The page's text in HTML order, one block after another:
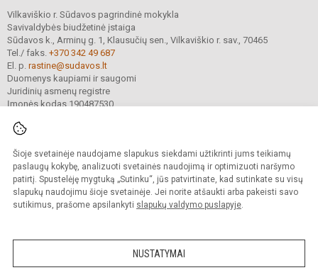
Šioje svetainėje naudojame slapukus siekdami užtikrinti jums teikiamų
paslaugų kokybę, analizuoti svetainės naudojimą ir optimizuoti naršymo
patirtį. Spustelėję mygtuką „Sutinku“, jūs patvirtinate, kad sutinkate su visų
slapukų naudojimu šioje svetainėje. Jei norite atšaukti arba pakeisti savo
sutikimus, prašome apsilankyti slapukų valdymo puslapyje.
NUSTATYMAI
Vilkaviškio r. Sūdavos pagrindinė mokykla
Savivaldybės biudžetinė įstaiga
Sūdavos k., Arminų g. 1, Klausučių sen., Vilkaviškio r. sav., 70465
Tel./ faks. +370 342 49 687
El. p. rastine@sudavos.lt
Duomenys kaupiami ir saugomi
Juridinių asmenų registre
Įmonės kodas 190487530
© 2025. Vilkaviškio r. Sūdavos pagrindinė mokykla. Visos teisės saugomos.
Kopijuoti turinį be raštiško įstaigos administracijos sutikimo griežtai draudžiama.
Prieinamumo paraiška Slapukų valdymas
Sumanus būdas atnaujinti